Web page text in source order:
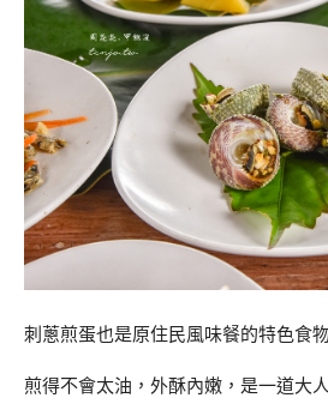
刺蔥煎蛋也是原住民風味餐的特色食
煎得不會太油，外酥內嫩，是一道大